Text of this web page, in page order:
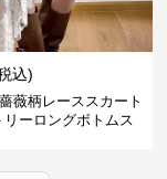
込)
薇柄レーススカート
リーロングボトムス